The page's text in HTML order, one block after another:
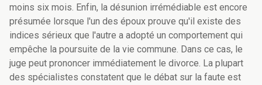
moins six mois. Enfin, la désunion irrémédiable est encore
présumée lorsque l'un des époux prouve qu'il existe des
indices sérieux que l'autre a adopté un comportement qui
empêche la poursuite de la vie commune. Dans ce cas, le
juge peut prononcer immédiatement le divorce. La plupart
des spécialistes constatent que le débat sur la faute est